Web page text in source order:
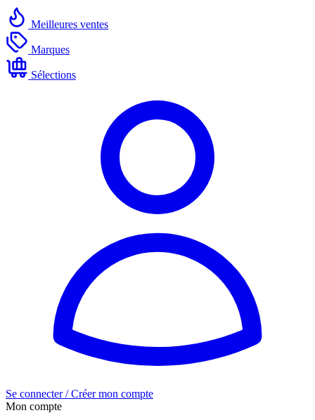
Meilleures ventes
Marques
Sélections
Se connecter / Créer mon compte
Mon compte